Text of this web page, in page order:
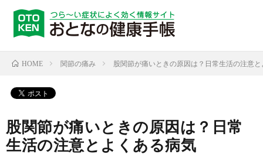
HOME 関節の痛み 股関節が痛いときの原因は？日常生活の注意
股関節が痛いときの原因は？日常
生活の注意とよくある病気